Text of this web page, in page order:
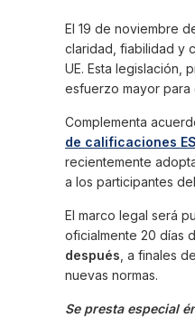
El 19 de noviembre
claridad, fiabilidad y
UE. Esta legislación,
esfuerzo mayor
Complementa
de calificaciones
recientemente
a los participantes
El marco legal será
oficialmente 20 días
después , a finales de
nuevas normas.
Se presta especial